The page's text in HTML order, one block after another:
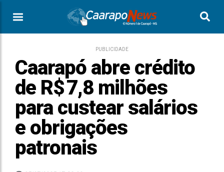
PUBLICIDADE
Caarapó abre crédito
de R$ 7,8 milhões
para custear salários
e obrigações
patronais